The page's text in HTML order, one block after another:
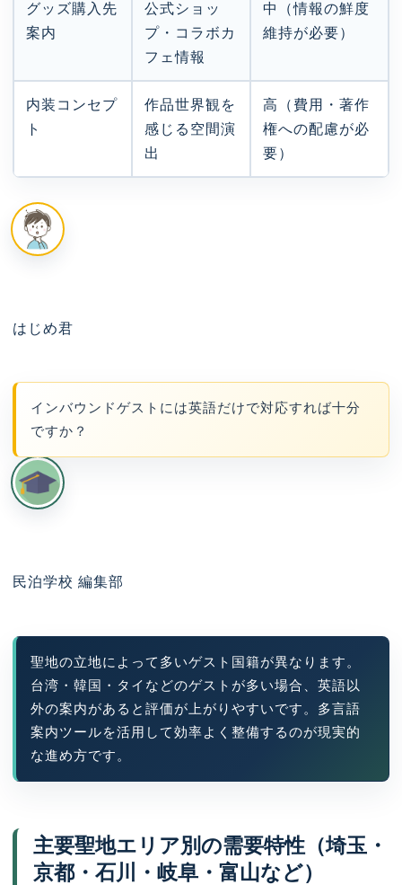
グッズ購入先
案内
公式ショッ
プ・コラボカ
フェ情報
中（情報の鮮度
維持が必要）
内装コンセプ
ト
作品世界観を
感じる空間演
出
高（費用・著作
権への配慮が必
要）
はじめ君
インバウンドゲストには英語だけで対応すれば十分
ですか？
民泊学校 編集部
聖地の立地によって多いゲスト国籍が異なります。
台湾・韓国・タイなどのゲストが多い場合、英語以
外の案内があると評価が上がりやすいです。多言語
案内ツールを活用して効率よく整備するのが現実的
な進め方です。
主要聖地エリア別の需要特性（埼玉・
京都・石川・岐阜・富山など）